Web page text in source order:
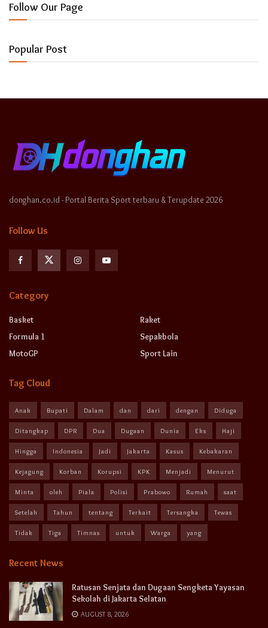
Follow Our Page
Popular Post
donghan.co.id - Portal Berita Sport terbaru & Terupdate 2026
Follow Us
Category
Basket
Formula 1
MotoGP
Raket
Sepakbola
Sport Lain
Tag Cloud
Anak Bupati Dalam dan dari dengan Diduga
Ditangkap DPR Dua Dugaan Dunia Eks Haji
Hingga Indonesia Jadi Jakarta Kasus Kebakaran
Kejagung Korban Korupsi KPK Menjadi Menurut
Minta oleh Piala Polisi Prabowo Rumah saat
Setelah Tahun tentang Terkait Tersangka Tewas
Tidak Tiga Timnas untuk Warga yang
Recent News
Ratusan Senjata dan Dugaan Sengketa Yayasan
Sekolah di Jakarta Selatan
AUGUST 8, 2026